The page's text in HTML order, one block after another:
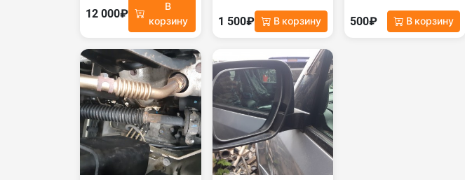
12 000₽
В
корзину
1 500₽ В корзину 500₽ В корзину